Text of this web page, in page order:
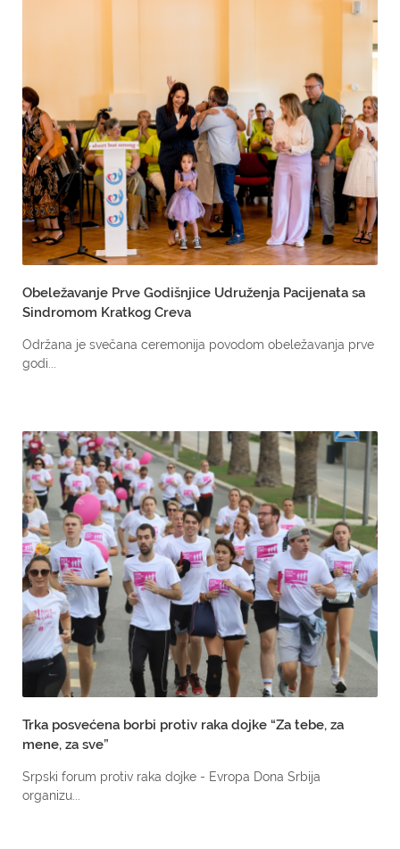
Obeležavanje Prve Godišnjice Udruženja Pacijenata sa
Sindromom Kratkog Creva
Održana je svečana ceremonija povodom obeležavanja prve
godi...
Trka posvećena borbi protiv raka dojke “Za tebe, za
mene, za sve”
Srpski forum protiv raka dojke - Evropa Dona Srbija
organizu...